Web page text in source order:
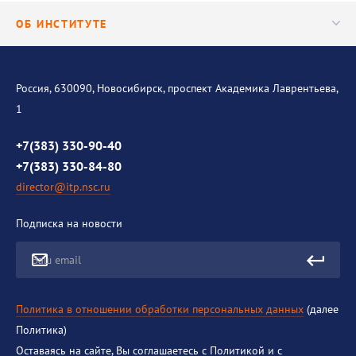
Scopus AI:
13405943900
РИНЦ AID:
РИНЦ SPIN:
9931-9497
Исследования
ОБ ИНСТИТУТЕ
История института
Контакты
Противодействие коррупции
Россия, 630090, Новосибирск, проспект Академика Лаврентьева,
1
+7(383) 330-90-40
+7(383) 330-84-80
director@itp.nsc.ru
Подписка на новости
Ваш email
Политика в отношении обработки персональных данных (далее
Политика)
Оставаясь на сайте, Вы соглашаетесь с Политикой и с